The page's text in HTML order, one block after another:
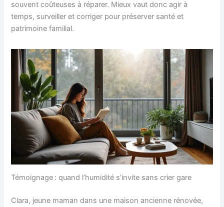
souvent coûteuses à réparer. Mieux vaut donc agir à
temps, surveiller et corriger pour préserver santé et
patrimoine familial.
Témoignage : quand l’humidité s’invite sans crier gare
Clara, jeune maman dans une maison ancienne rénovée,